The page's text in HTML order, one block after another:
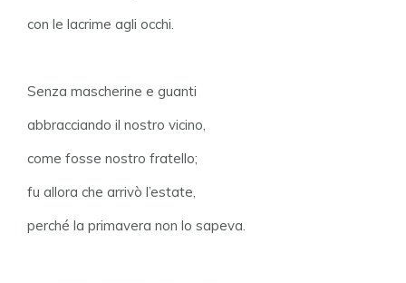
con le lacrime agli occhi.
Senza mascherine e guanti
abbracciando il nostro vicino,
come fosse nostro fratello;
fu allora che arrivò l’estate,
perché la primavera non lo sapeva.